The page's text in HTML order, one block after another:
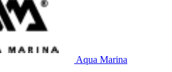
Aqua Marina